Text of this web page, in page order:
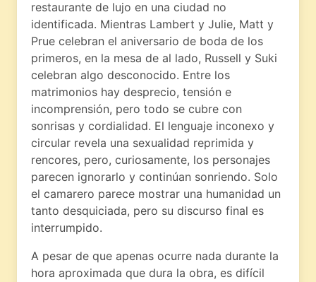
restaurante de lujo en una ciudad no
identificada. Mientras Lambert y Julie, Matt y
Prue celebran el aniversario de boda de los
primeros, en la mesa de al lado, Russell y Suki
celebran algo desconocido. Entre los
matrimonios hay desprecio, tensión e
incomprensión, pero todo se cubre con
sonrisas y cordialidad. El lenguaje inconexo y
circular revela una sexualidad reprimida y
rencores, pero, curiosamente, los personajes
parecen ignorarlo y continúan sonriendo. Solo
el camarero parece mostrar una humanidad un
tanto desquiciada, pero su discurso final es
interrumpido.
A pesar de que apenas ocurre nada durante la
hora aproximada que dura la obra, es difícil